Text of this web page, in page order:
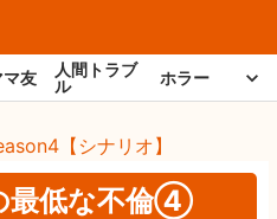
マ友
人間トラブ
ル
ホラー
【シナリオ】
最低な不倫④